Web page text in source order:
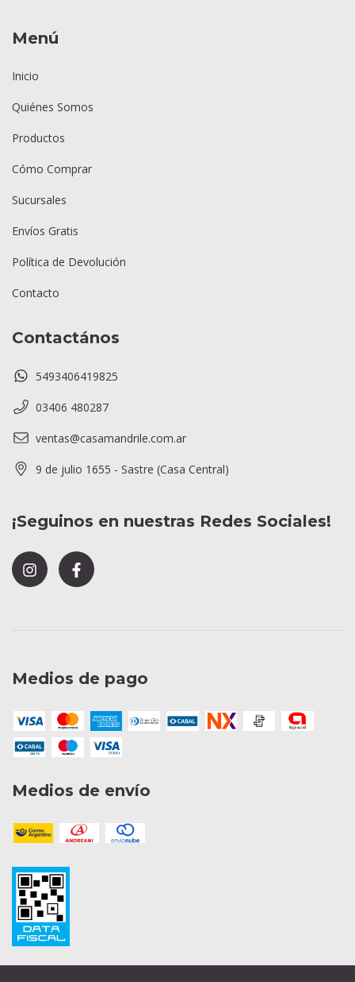
Menú
Inicio
Quiénes Somos
Productos
Cómo Comprar
Sucursales
Envíos Gratis
Política de Devolución
Contacto
Contactános
5493406419825
03406 480287
ventas@casamandrile.com.ar
9 de julio 1655 - Sastre (Casa Central)
¡Seguinos en nuestras Redes Sociales!
Medios de pago
Medios de envío